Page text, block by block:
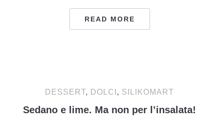
READ MORE
DESSERT, DOLCI , SILIKOMART
Sedano e lime. Ma non per l’insalata!